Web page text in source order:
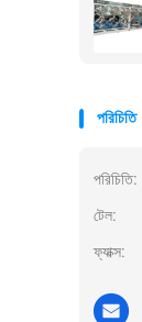
পরিচিতি
পরিচিতি:
টেল:
ফ্যাক্স: